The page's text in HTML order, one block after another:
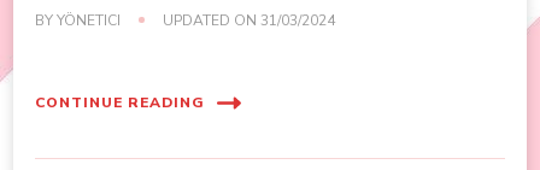
BYYÖNETICI UPDATED ON 31/03/2024
CONTINUE READING